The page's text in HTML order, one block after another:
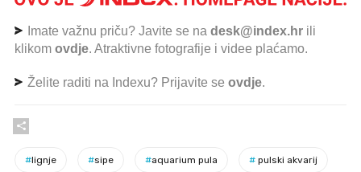
Imate važnu priču? Javite se na desk@index.hr ili
klikom ovdje. Atraktivne fotografije i videe plaćamo.
Želite raditi na Indexu? Prijavite se ovdje.
#lignje #sipe #aquarium pula # pulski akvarij